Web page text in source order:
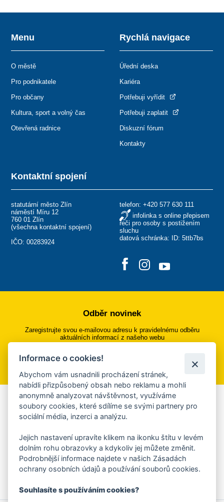
Kontaktní spojení
statutární město Zlín
náměstí Míru 12
760 01 Zlín
(všechna kontaktní spojení)
IČO: 00283924
telefon: +420 577 630 111
infolinka s online přepisem
řeči pro osoby s postižením
sluchu
datová schránka: ID: 5ttb7bs
Menu
O městě
Pro podnikatele
Pro občany
Kultura, sport a volný čas
Otevřená radnice
Rychlá navigace
Úřední deska
Kariéra
Potřebuji vyřídit
Potřebuji zaplatit
Diskuzní fórum
Kontakty
Odběr novinek
Zaregistrujte svou e-mailovou adresu k pravidelnému odběru
aktuálních informací z našeho webu
Přihlásit se k odběru
Aplikace Mobilní rozhlas
Chcete dostávat do svého mobilu či mailu upozornění na
ankety, pozvánky na kulturní a sportovní akce?
Více informací o aplikaci
Informace o cookies!
Abychom vám usnadnili procházení stránek,
nabídli přizpůsobený obsah nebo reklamu a mohli
anonymně analyzovat návštěvnost, využíváme
soubory cookies, které sdílíme se svými partnery pro
sociální média, inzerci a analýzu.
Jejich nastavení upravíte klikem na ikonku štítu v levém
dolním rohu obrazovky a kdykoliv jej můžete změnit.
Podrobnější informace najdete v našich Zásadách
ochrany osobních údajů a používání souborů cookies.
Souhlasíte s používáním cookies?